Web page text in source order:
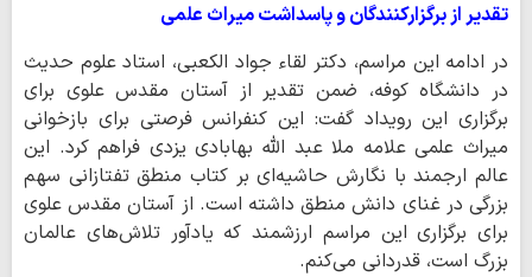
تقدیر از برگزارکنندگان و پاسداشت میراث علمی
در ادامه این مراسم، دکتر لقاء جواد الکعبی، استاد علوم حدیث
در دانشگاه کوفه، ضمن تقدیر از آستان مقدس علوی برای
برگزاری این رویداد گفت: این کنفرانس فرصتی برای بازخوانی
میراث علمی علامه ملا عبد الله بهابادی یزدی فراهم کرد. این
عالم ارجمند با نگارش حاشیه‌ای بر کتاب منطق تفتازانی سهم
بزرگی در غنای دانش منطق داشته است. از آستان مقدس علوی
برای برگزاری این مراسم ارزشمند که یادآور تلاش‌های عالمان
بزرگ است، قدردانی می‌کنم.